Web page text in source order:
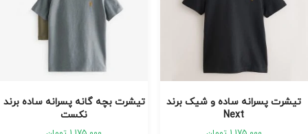
تیشرت پسرانه ساده و شیک برند
Next
تیشرت بچه گانه پسرانه ساده برند
نکست